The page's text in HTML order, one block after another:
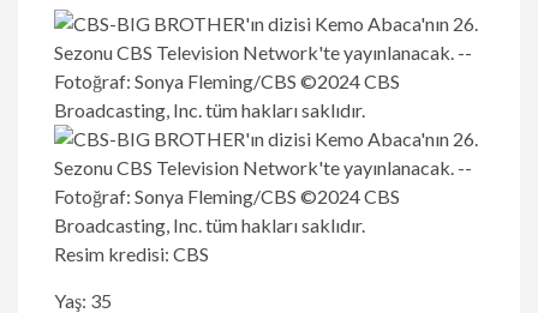
Resim kredisi: CBS
Yaş: 35